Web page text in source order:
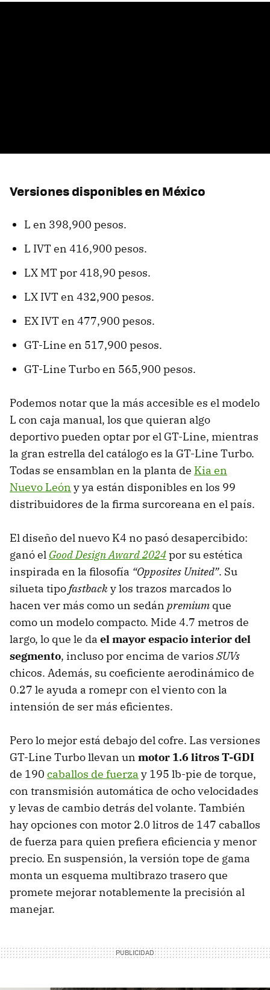
Versiones disponibles en México
L en 398,900 pesos.
L IVT en 416,900 pesos.
LX MT por 418,90 pesos.
LX IVT en 432,900 pesos.
EX IVT en 477,900 pesos.
GT-Line en 517,900 pesos.
GT-Line Turbo en 565,900 pesos.
Podemos notar que la más accesible es el modelo
L con caja manual, los que quieran algo
deportivo pueden optar por el GT-Line, mientras
la gran estrella del catálogo es la GT-Line Turbo.
Todas se ensamblan en la planta de Kia en
Nuevo León y ya están disponibles en los 99
distribuidores de la firma surcoreana en el país.
El diseño del nuevo K4 no pasó desapercibido:
ganó el Good Design Award 2024por su estética
inspirada en la filosofía “Opposites United”. Su
silueta tipofastbacky los trazos marcados lo
hacen ver más como un sedán premium que
como un modelo compacto. Mide 4.7 metros de
largo, lo que le da el mayor espacio interior del
segmento, incluso por encima de varios SUVs
chicos. Además, su coeficiente aerodinámico de
0.27 le ayuda a romepr con el viento con la
intensión de ser más eficientes.
Pero lo mejor está debajo del cofre. Las versiones
GT-Line Turbo llevan un motor 1.6 litros T-GDI
de 190 caballos de fuerza y 195 lb-pie de torque,
con transmisión automática de ocho velocidades
y levas de cambio detrás del volante. También
hay opciones con motor 2.0 litros de 147 caballos
de fuerza para quien prefiera eficiencia y menor
precio. En suspensión, la versión tope de gama
monta un esquema multibrazo trasero que
promete mejorar notablemente la precisión al
manejar.